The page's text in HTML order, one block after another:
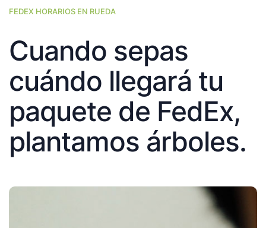
FEDEX HORARIOS EN RUEDA
Cuando sepas
cuándo llegará tu
paquete de FedEx,
plantamos árboles.